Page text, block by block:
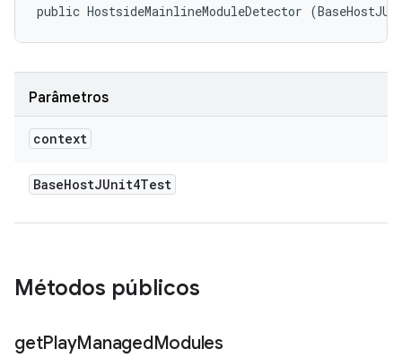
public HostsideMainlineModuleDetector
Parâmetros
context
BaseHostJUnit4Test
Métodos públicos
getPlayManagedModules